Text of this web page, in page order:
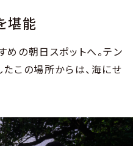
堪能
めの朝日スポットへ。テン
この場所からは、海にせ